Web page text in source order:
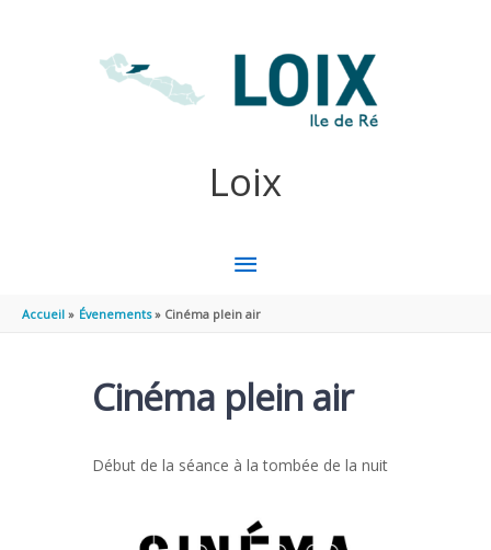
Loix
MENU
PRINCIPAL
Accueil Évenements Cinéma plein air
Cinéma plein air
Début de la séance à la tombée de la nuit